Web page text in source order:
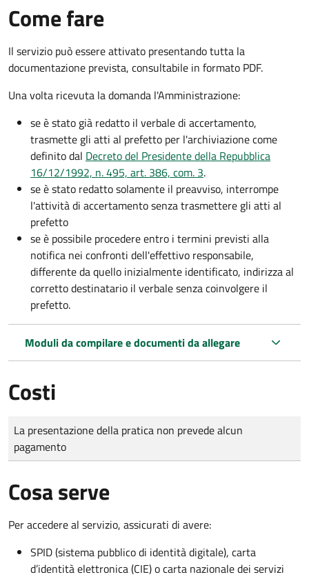
Come fare
Il servizio può essere attivato presentando tutta la
documentazione prevista, consultabile in formato PDF.
Una volta ricevuta la domanda l'Amministrazione:
se è stato già redatto il verbale di accertamento,
trasmette gli atti al prefetto per l'archiviazione come
definito dal Decreto del Presidente della Repubblica
16/12/1992, n. 495, art. 386, com. 3.
se è stato redatto solamente il preavviso, interrompe
l'attività di accertamento senza trasmettere gli atti al
prefetto
se è possibile procedere entro i termini previsti alla
notifica nei confronti dell'effettivo responsabile,
differente da quello inizialmente identificato, indirizza al
corretto destinatario il verbale senza coinvolgere il
prefetto.
Moduli da compilare e documenti da allegare
Costi
Tipo di pagamento
Importo
La presentazione della pratica non prevede alcun
pagamento
Cosa serve
Per accedere al servizio, assicurati di avere:
SPID (sistema pubblico di identità digitale), carta
d’identità elettronica (CIE) o carta nazionale dei servizi